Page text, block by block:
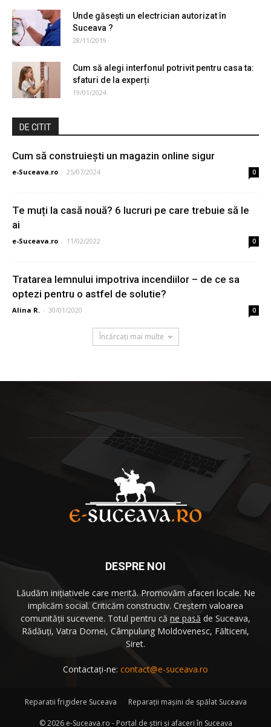
Unde găsești un electrician autorizat în
Suceava ?
28/11/2019
Cum să alegi interfonul potrivit pentru casa ta:
sfaturi de la experți
19/01/2024
DE CITIT
Cum să construieşti un magazin online sigur
e-Suceava.ro - 25/07/2024 0
Te muți la casă nouă? 6 lucruri pe care trebuie să le
ai
e-Suceava.ro - 11/02/2022 0
Tratarea lemnului impotriva incendiilor – de ce sa
optezi pentru o astfel de solutie?
Alina R. - 30/01/2020 0
Încărcați mai multe
DESPRE NOI
Lăudăm iniţiativele care merită. Promovăm afaceri locale. Ne
implicăm social. Criticăm constructiv. Creştem valoarea
comunităţii sucevene. Totul pentru că ne pasă de Suceava,
Rădăuţi, Vatra Dornei, Câmpulung Moldovenesc, Fălticeni,
Siret.
Contactați-ne: contact@e-suceava.ro
Reparatii frigidere Suceava Reparaţii maşini de spălat Suceava
©2026 e-Suceava.ro - Portal de ştiri şi afaceri în Suceava